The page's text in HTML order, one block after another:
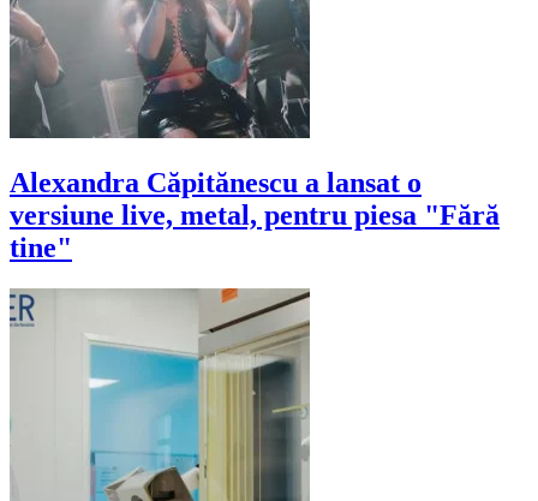
Alexandra Căpitănescu a lansat o
versiune live, metal, pentru piesa "Fără
tine"